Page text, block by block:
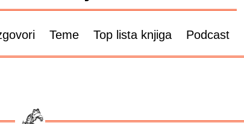
Teme Top lista knjiga Podcast